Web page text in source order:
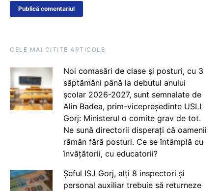
CELE MAI CITITE ARTICOLE
Noi comasări de clase și posturi, cu 3
săptămâni până la debutul anului
școlar 2026-2027, sunt semnalate de
Alin Badea, prim-vicepreședinte USLI
Gorj: Ministerul o comite grav de tot.
Ne sună directorii disperați că oamenii
rămân fără posturi. Ce se întâmplă cu
învățătorii, cu educatorii?
Șeful ISJ Gorj, alți 8 inspectori și
personal auxiliar trebuie să returneze